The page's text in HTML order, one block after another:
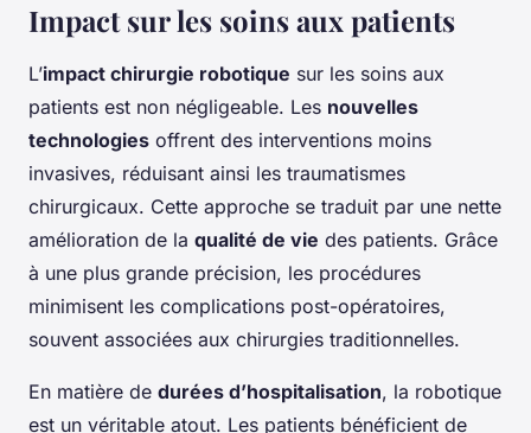
Impact sur les soins aux patients
L’impact chirurgie robotique sur les soins aux
patients est non négligeable. Les nouvelles
technologies offrent des interventions moins
invasives, réduisant ainsi les traumatismes
chirurgicaux. Cette approche se traduit par une nette
amélioration de la qualité de vie des patients. Grâce
à une plus grande précision, les procédures
minimisent les complications post-opératoires,
souvent associées aux chirurgies traditionnelles.
En matière de durées d’hospitalisation, la robotique
est un véritable atout. Les patients bénéficient de